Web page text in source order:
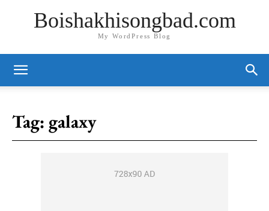
Boishakhisongbad.com
My WordPress Blog
Tag: galaxy